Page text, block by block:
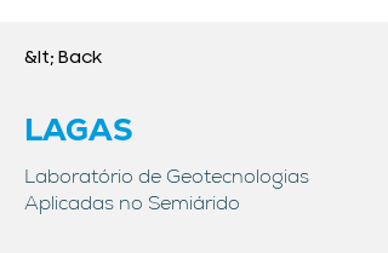
&lt; Back
LAGAS
Laboratório de Geotecnologias
Aplicadas no Semiárido